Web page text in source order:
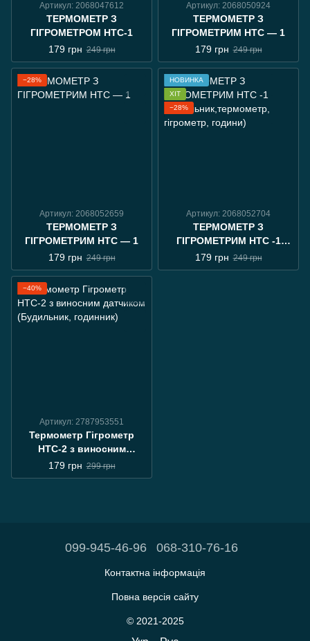
Артикул: 2068047612
ТЕРМОМЕТР З
ГІГРОМЕТРОМ HTC-1
179 грн 249 грн
Артикул: 2068050924
ТЕРМОМЕТР З
ГІГРОМЕТРИМ HTC — 1
179 грн 249 грн
−28%
Артикул: 2068052659
ТЕРМОМЕТР З
ГІГРОМЕТРИМ HTC — 1
179 грн 249 грн
НОВИНКА
ХІТ
−28%
Артикул: 2068052704
ТЕРМОМЕТР З
ГІГРОМЕТРИМ HTC -1
(будильник,термометр,
гігрометр, години)
179 грн 249 грн
−40%
Артикул: 2787953551
Термометр Гігрометр
HTC-2 з виносним
датчиком (Будильник,
годинник)
179 грн 299 грн
099-945-46-96 068-310-76-16
Контактна інформація
Повна версія сайту
© 2021-2025